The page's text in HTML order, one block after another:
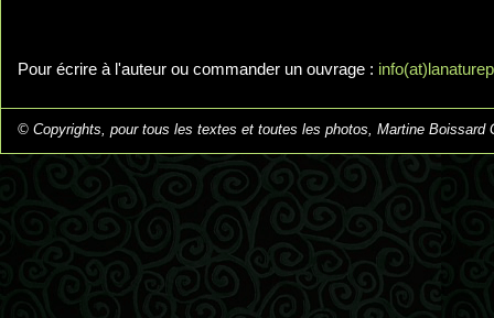
Pour écrire à l'auteur ou commander un ouvrage :
© Copyrights, pour tous les textes et toutes les photos, Martine Boissard